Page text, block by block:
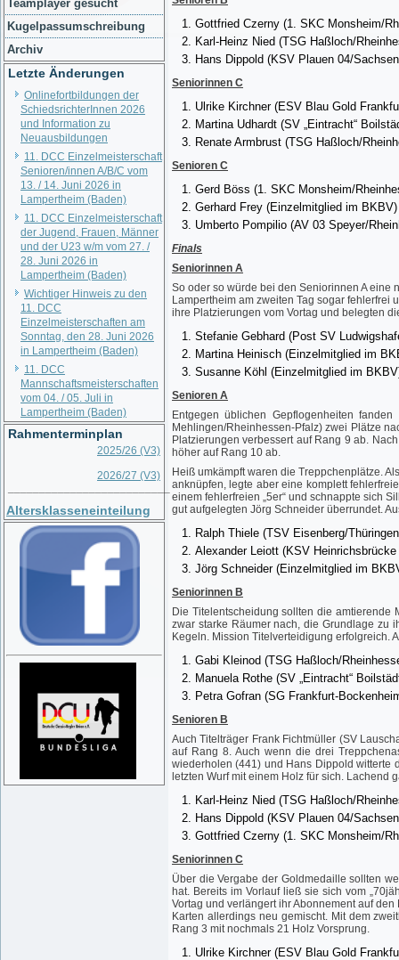
Teamplayer gesucht
Kugelpassumschreibung
Archiv
Letzte Änderungen
Onlinefortbildungen der
SchiedsrichterInnen 2026
und Information zu
Neuausbildungen
11. DCC Einzelmeisterschaft
Senioren/innen A/B/C vom
13. / 14. Juni 2026 in
Lampertheim (Baden)
11. DCC Einzelmeisterschaft
der Jugend, Frauen, Männer
und der U23 w/m vom 27. /
28. Juni 2026 in
Lampertheim (Baden)
Wichtiger Hinweis zu den
11. DCC
Einzelmeisterschaften am
Sonntag, den 28. Juni 2026
in Lampertheim (Baden)
11. DCC
Mannschaftsmeisterschaften
vom 04. / 05. Juli in
Lampertheim (Baden)
Rahmenterminplan
2025/26 (V3)
2026/27 (V3)
Altersklasseneinteilung
Gottfried Czerny (1. SKC Monsheim/
Karl-Heinz Nied (TSG Haßloch/
Hans Dippold (KSV Plauen 04/
Seniorinnen C
Ulrike Kirchner (ESV Blau Gold
Martina Udhardt (SV „Eintracht“
Renate Armbrust (TSG Haßloch/
Senioren C
Gerd Böss (1. SKC Monsheim/
Gerhard Frey (Einzelmitglied im
Umberto Pompilio (AV 03 Speyer/
Finals
Seniorinnen A
So oder so würde bei den Seniorinnen A eine
Lampertheim am zweiten Tag sogar
ihre Platzierungen vom Vortag und belegten
Stefanie Gebhard (Post SV
Martina Heinisch (Einzelmitglied im
Susanne Köhl (Einzelmitglied im
Senioren A
Entgegen üblichen Gepflogenheiten
Mehlingen/Rheinhessen-Pfalz) zwei Plätze
Platzierungen verbessert auf Rang 9 ab.
höher auf Rang 10 ab.
Heiß umkämpft waren die Treppchenplätze.
anknüpfen, legte aber eine komplett
einem fehlerfreien „5er“ und schnappte sich
gut aufgelegten Jörg Schneider überrundet.
Ralph Thiele (TSV Eisenberg/
Alexander Leiott (KSV
Jörg Schneider (Einzelmitglied im
Seniorinnen B
Die Titelentscheidung sollten die amtierende
zwar starke Räumer nach, die Grundlage zu
Kegeln. Mission Titelverteidigung erfolgreich.
Gabi Kleinod (TSG Haßloch/
Manuela Rothe (SV „Eintracht“
Petra Gofran (SG Frankfurt-
Senioren B
Auch Titelträger Frank Fichtmüller (SV
auf Rang 8. Auch wenn die drei
wiederholen (441) und Hans Dippold witterte
letzten Wurf mit einem Holz für sich.
Karl-Heinz Nied (TSG Haßloch/
Hans Dippold (KSV Plauen 04/
Gottfried Czerny (1. SKC Monsheim/
Seniorinnen C
Über die Vergabe der Goldmedaille sollten
hat. Bereits im Vorlauf ließ sie sich vom
Vortag und verlängert ihr Abonnement auf
Karten allerdings neu gemischt. Mit dem
Rang 3 mit nochmals 21 Holz Vorsprung.
Ulrike Kirchner (ESV Blau Gold